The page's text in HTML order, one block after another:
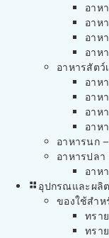
อาห
อาห
อาห
อาห
อาหารสัตว์
อาห
อาห
อาห
อาห
อาหารนก
อาหารปลา
อาห
อุปกรณและผลิ
ของใช้สำห
ทรา
ทรา